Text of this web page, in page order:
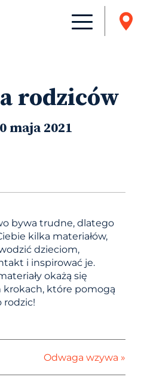
rodziców
maja 2021
bywa trudne, dlatego
kilka materiałów,
dzieciom,
i inspirować je.
okażą się
które pomogą
rodzic!
Odwaga wzywa »